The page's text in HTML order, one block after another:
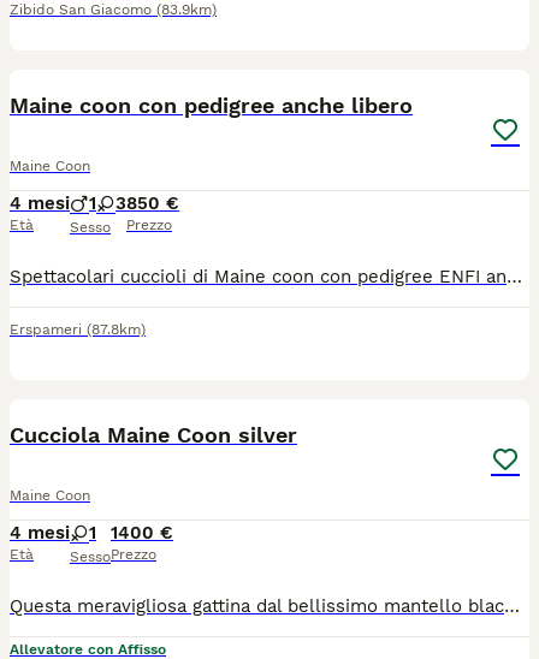
Zibido San Giacomo (83.9km)
Maine coon con pedigree anche libero
Maine Coon
4 mesi
Età
1 3
Sesso
850 €
Prezzo
Spettacolari cuccioli di Maine coon con pedigree ENFI anche libero!!! I cuccioli sono nati il 24 marzo 2026 e sono già disponibili completi di tutto!!! Genitori testati e certificati!!! Possibilità di consegna!!! Per tutte le informazioni Maria Rosa 3204280348
Erspameri (87.8km)
Cucciola Maine Coon silver
Maine Coon
4 mesi
Età
1
Sesso
1400 €
Prezzo
Questa meravigliosa gattina dal bellissimo mantello black Silver tabby è alla ricerca di una famiglia speciale. Oltre ad essere stupenda esteticamente parlando con il suo sguardo che sembra feroce, è una gattina dal carattere fenomenale: è dolce, affettuosa, cerca sempre il contatto, ci segue ovunque ha un carattere docile ed è estremamente curiosa per cui deve controllare tutto quello che facciamo, ma soprattutto è unica con la sua parlantina, non sta zitta un attimo e "parla" tantissimo percui ci fa piegare in due dalle risate, una vera star. È impossibile non amarla alla follia. È giocherellona e adora i bambini. Cerchiamo per lei una famiglia eccezionale che apprezzi il rapporto simbiotico che si crea con questa magnifica razza e che apprezzi la condivisione degli spazi di casa e della vita domestica con questa meravigliosa micina. Verrà ceduta con pedigree DA COMPAGNIA già vaccinata (doppio vaccino trivalente) e sverminata, con test genetici (fiv, felv, sma, hcm, pkdef, pkd e gruppo sanguigno) comprensivo di ecocardio annuale ed ecografia renale oltre che esami feci e kit starter di pappe per i primi giorni. Per maggiori informazioni, non esitate a contattare, sarà un piacere rispondere
Allevatore con Affisso